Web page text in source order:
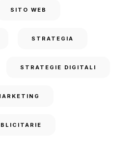
SITO WEB
STRATEGIA
STRATEGIE DIGITALI